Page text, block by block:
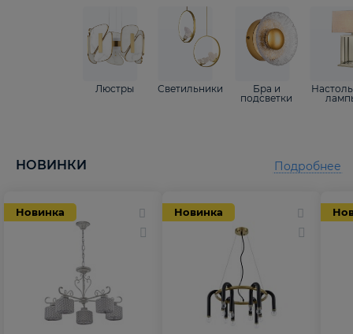
Люстры Светильники
Бра и
подсветки
НОВИНКИ
Новинка Новинка
Подробнее